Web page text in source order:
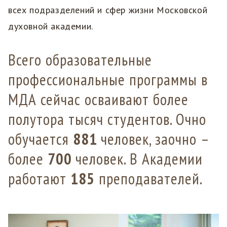
всех подразделений и сфер жизни Московской
духовной академии.
Всего образовательные
профессиональные программы в
МДА сейчас осваивают более
полутора тысяч студентов. Очно
обучается 881 человек, заочно –
более 700 человек. В Академии
работают 185 преподавателей.